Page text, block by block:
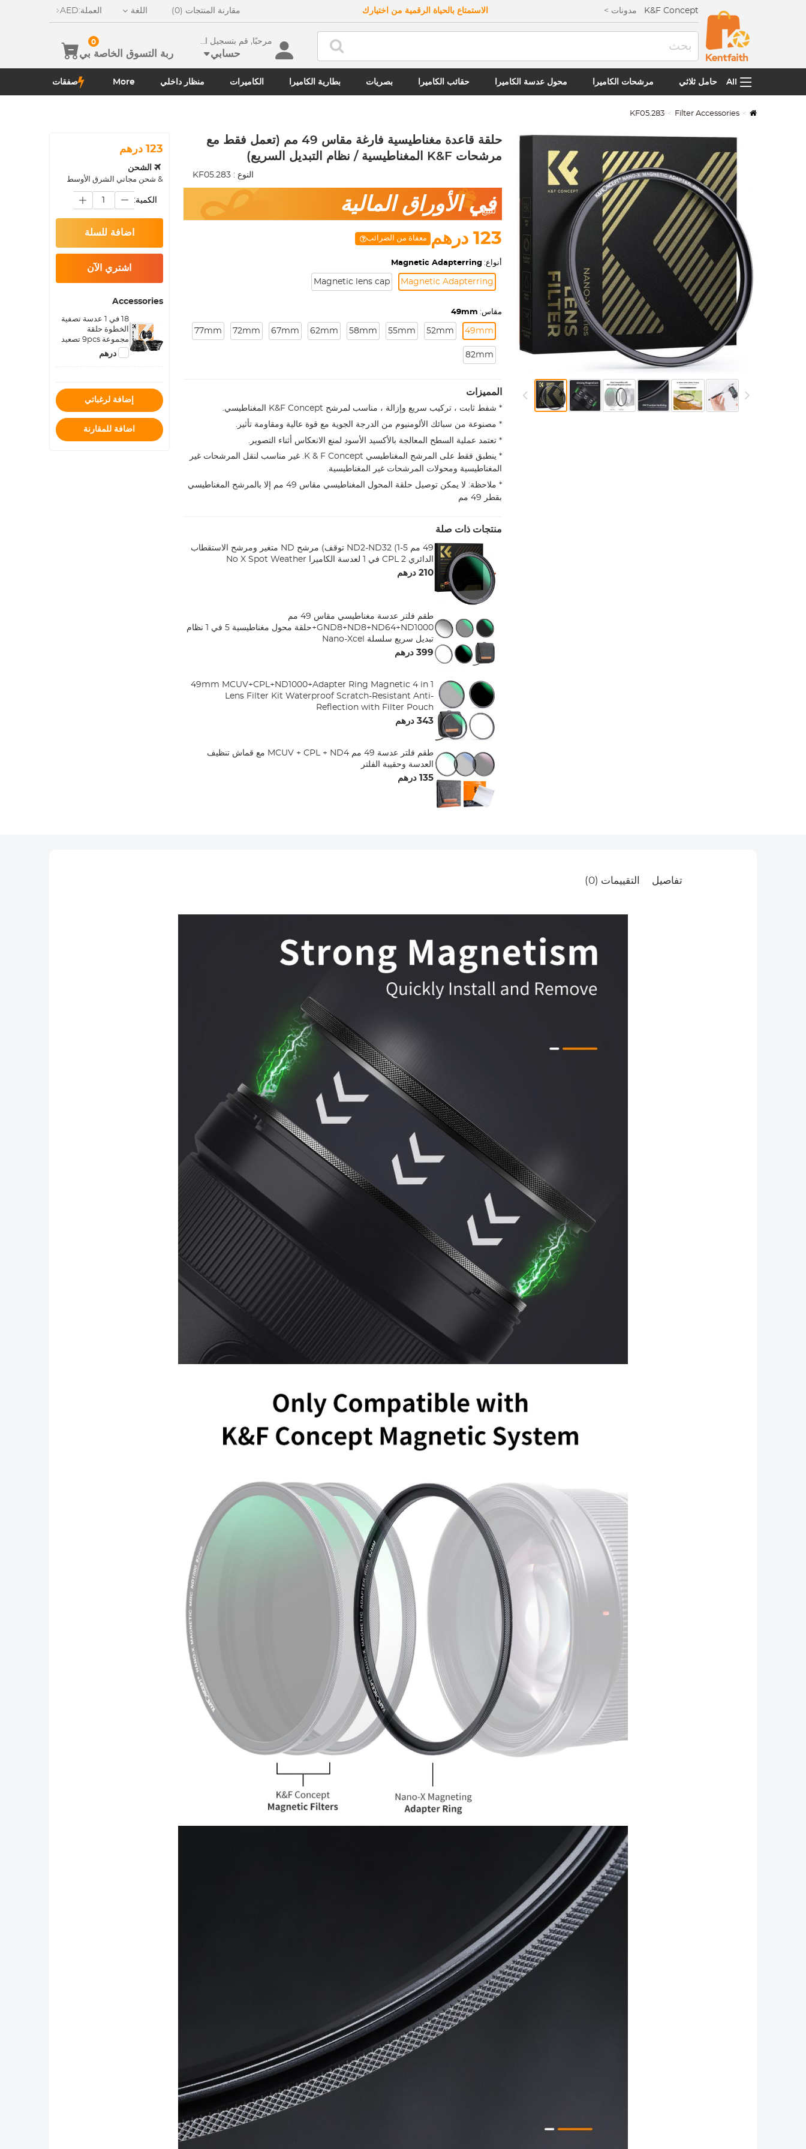
K&F Concept مدونات > الاستمتاع بالحياة الرقمية من اختيارك مقارنة المنتجات (0) اللغة العملة:AED
مرحبًا, قم بتسجيل الدخو
حسابي ربة التسوق الخاصة بي
0
All حامل ثلاثي مرشحات الكاميرا محول عدسة الكاميرا حقائب الكاميرا بصريات بطارية الكاميرا الكاميرات منظار داخلي More صفقات
Filter Accessories
KF05.283
حلقة قاعدة مغناطيسية فارغة مقاس 49 مم (تعمل فقط مع
مرشحات K&F المغناطيسية / نظام التبديل السريع)
النوع : KF05.283
في الأوراق المالية
للبيع
123 درهم معفاة من الضرائب
أنواع: Magnetic Adapterring
Magnetic Adapterring
Magnetic lens cap
مقاس: 49mm
49mm
52mm
55mm
58mm
62mm
67mm
72mm
77mm
82mm
المميزات
* شفط ثابت ، تركيب سريع وإزالة ، مناسب لمرشح K&F Concept المغناطيسي.
* مصنوعة من سبائك الألومنيوم من الدرجة الجوية مع قوة عالية ومقاومة تأثير.
* تعتمد عملية السطح المعالجة بالأكسيد الأسود لمنع الانعكاس أثناء التصوير.
* ينطبق فقط على المرشح المغناطيسي K & F Concept. غير مناسب لنقل المرشحات غير
المغناطيسية ومحولات المرشحات غير المغناطيسية.
* ملاحظة: لا يمكن توصيل حلقة المحول المغناطيسي مقاس 49 مم إلا بالمرشح المغناطيسي
بقطر 49 مم
منتجات ذات صلة
49 مم ND2-ND32 (1-5 توقف) مرشح ND متغير ومرشح الاستقطاب
الدائري CPL 2 في 1 لعدسة الكاميرا No X Spot Weather
210 درهم
طقم فلتر عدسة مغناطيسي مقاس 49 مم
GND8+ND8+ND64+ND1000+حلقة محول مغناطيسية 5 في 1 نظام
تبديل سريع سلسلة Nano-Xcel
399 درهم
49mm MCUV+CPL+ND1000+Adapter Ring Magnetic 4 in 1
Lens Filter Kit Waterproof Scratch-Resistant Anti-
Reflection with Filter Pouch
343 درهم
طقم فلتر عدسة 49 مم MCUV + CPL + ND4 مع قماش تنظيف
العدسة وحقيبة الفلتر
135 درهم
123 درهم
الشحن
& شحن مجاني الشرق الأوسط
الكمية:
اضافة للسلة
اشتري الآن
Accessories
18 في 1 عدسة تصفية
الخطوة حلقة
مجموعة 9pcs تصعيد
الدائري
إضافة لرغباتي
اضافة للمقارنة
تفاصيل التقييمات (0)